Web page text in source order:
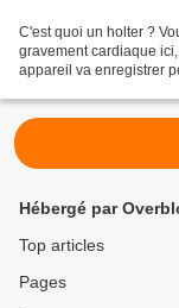
C'est quoi un holter ?
gravement cardiaque
appareil va enregistrer
Hébergé par
Top articles
Pages